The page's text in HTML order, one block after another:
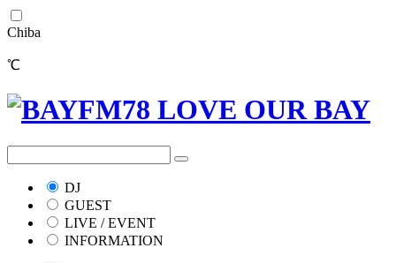
Chiba
℃
DJ
GUEST
LIVE / EVENT
INFORMATION